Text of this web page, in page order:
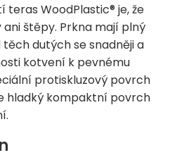
teras WoodPlastic® je, že
štěpy. Prkna mají plný
dutých se snadněji a
kotvení k pevnému
protiskluzový povrch
hladký kompaktní povrch